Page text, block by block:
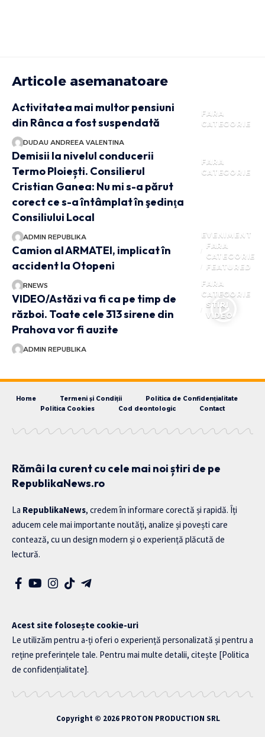
Articole asemanatoare
FARA
CATEGORIE
Activitatea mai multor pensiuni
din Rânca a fost suspendată
DUDAU ANDREEA VALENTINA
FARA
CATEGORIE
Demisii la nivelul conducerii
Termo Ploiești. Consilierul
Cristian Ganea: Nu mi s-a părut
corect ce s-a întâmplat în şedinţa
Consiliului Local
ADMIN REPUBLIKA
EVENIMENT
FARA
CATEGORIE
FEATURED
Camion al ARMATEI, implicat în
accident la Otopeni
RNEWS
FARA
CATEGORIE
STIRI
VIDEO
VIDEO/Astăzi va fi ca pe timp de
război. Toate cele 313 sirene din
Prahova vor fi auzite
ADMIN REPUBLIKA
Home Termeni și Condiții
Politica de Confidențialitate
Politica Cookies
Cod deontologic Contact
Rămâi la curent cu cele mai noi știri de pe
RepublikaNews.ro
La RepublikaNews, credem în informare corectă și rapidă. Îți
aducem cele mai importante noutăți, analize și povești care
contează, cu un design modern și o experiență plăcută de
lectură.
Acest site folosește cookie-uri
Le utilizăm pentru a-ți oferi o experiență personalizată și pentru a
reține preferințele tale. Pentru mai multe detalii, citește [Politica
de confidențialitate].
Copyright © 2026 PROTON PRODUCTION SRL